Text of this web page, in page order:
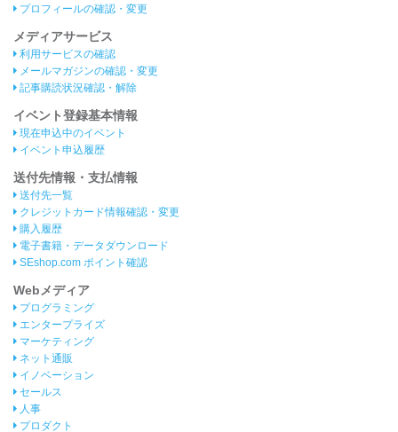
プロフィールの確認・変更
メディアサービス
利用サービスの確認
メールマガジンの確認・変更
記事購読状況確認・解除
イベント登録基本情報
現在申込中のイベント
イベント申込履歴
送付先情報・支払情報
送付先一覧
クレジットカード情報確認・変更
購入履歴
電子書籍・データダウンロード
SEshop.com ポイント確認
Webメディア
プログラミング
エンタープライズ
マーケティング
ネット通販
イノベーション
セールス
人事
プロダクト